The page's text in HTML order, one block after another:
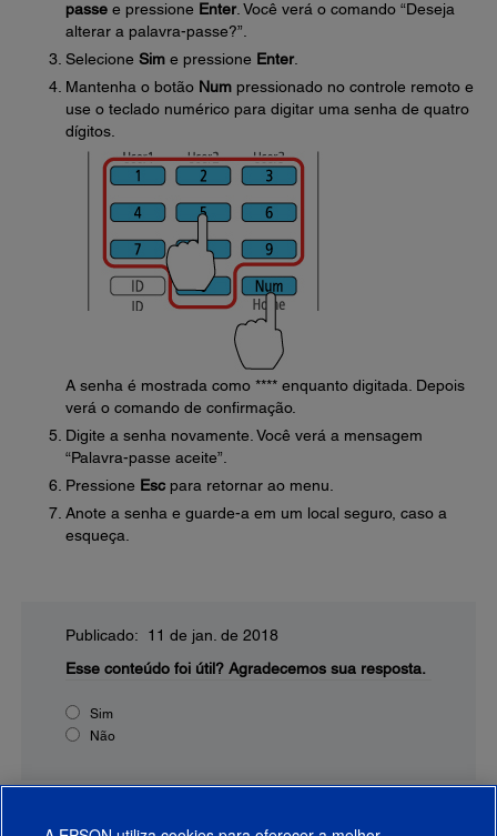
passe e pressione Enter. Você verá o comando “Deseja
alterar a palavra-passe?”.
Selecione Sim e pressione Enter.
Mantenha o botão Num pressionado no controle remoto e
use o teclado numérico para digitar uma senha de quatro
dígitos.
A senha é mostrada como **** enquanto digitada. Depois
verá o comando de confirmação.
Digite a senha novamente. Você verá a mensagem
“Palavra-passe aceite”.
Pressione Esc para retornar ao menu.
Anote a senha e guarde-a em um local seguro, caso a
esqueça.
Publicado: 11 de jan. de 2018
Esse conteúdo foi útil? Agradecemos sua resposta.
Sim
Não